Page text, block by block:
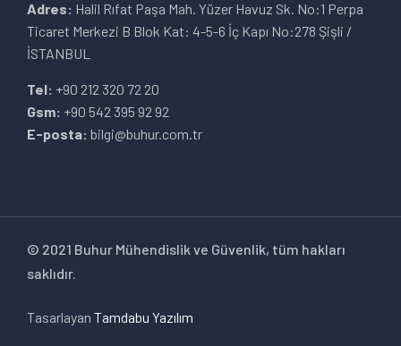
Adres: Halil Rıfat Paşa Mah. Yüzer Havuz Sk. No:1 Perpa
Ticaret Merkezi B Blok Kat: 4-5-6 İç Kapı No:278 Şişli /
İSTANBUL
Tel: +90 212 320 72 20
Gsm: +90 542 395 92 92
E-posta: bilgi@buhur.com.tr
© 2021 Buhur Mühendislik ve Güvenlik, tüm hakları
saklıdır.
Tasarlayan Tamdabu Yazılım